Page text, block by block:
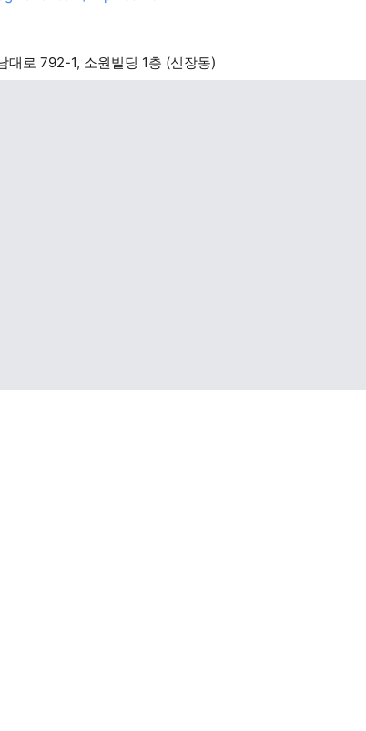
대로 792-1, 소원빌딩 1층 (신장동)